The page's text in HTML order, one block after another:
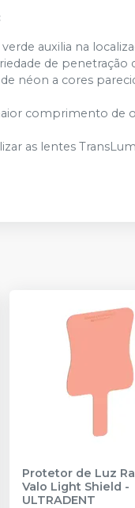
auxilia na
de penetração
néon a cores
comprimento de
as lentes
Protetor de Luz
Valo Light Shield -
ULTRADENT